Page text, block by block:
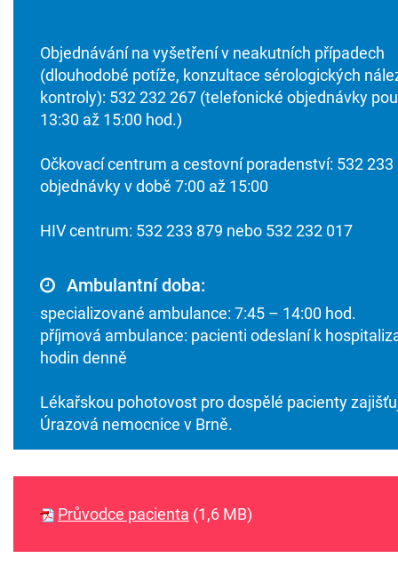
Objednávání na vyšetření v neakutních případech
(dlouhodobé potíže, konzultace sérologických
kontroly): 532 232 267 (telefonické objednávky
13:30 až 15:00 hod.)
Očkovací centrum a cestovní poradenství: 532 233
objednávky v době 7:00 až 15:00
HIV centrum: 532 233 879 nebo 532 232 017
Ambulantní doba:
specializované ambulance: 7:45 – 14:00 hod.
příjmová ambulance: pacienti odeslaní k
hodin denně
Lékařskou pohotovost pro dospělé pacienty
Úrazová nemocnice v Brně.
Průvodce pacienta (1,6 MB)